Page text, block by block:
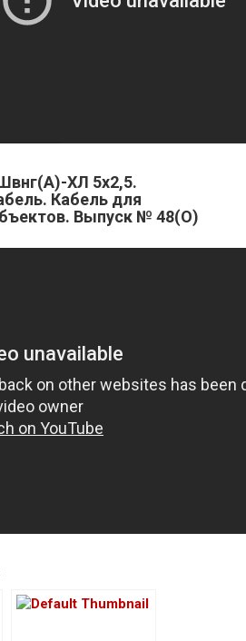
ХЛ 5х2,5.
Кабель для
Выпуск № 48(О)